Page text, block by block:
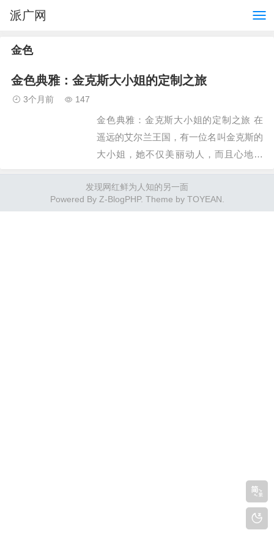
派广网
金色
金色典雅：金克斯大小姐的定制之旅
3个月前 147
金色典雅：金克斯大小姐的定制之旅 在
遥远的艾尔兰王国，有一位名叫金克斯的
大小姐，她不仅美丽动人，而且心地善
有着独特的品味，她梦想着拥有一套独一
无二的、能够展现她高贵…
发现网红鲜为人知的另一面
Powered By Z-BlogPHP. Theme by TOYEAN